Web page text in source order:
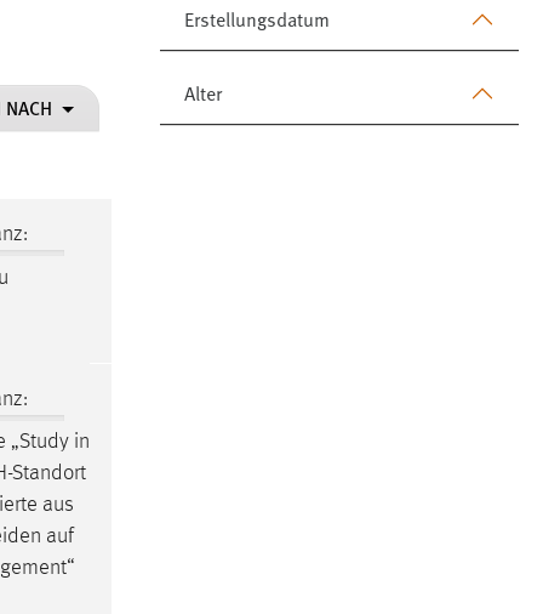
Erstellungsdatum
Alter
NACH
„Study in
Standort
aus
auf